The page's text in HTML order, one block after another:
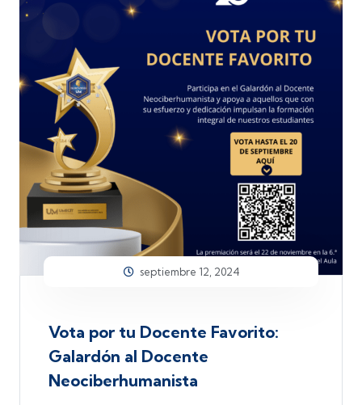
septiembre 12, 2024
Vota por tu Docente Favorito:
Galardón al Docente
Neociberhumanista